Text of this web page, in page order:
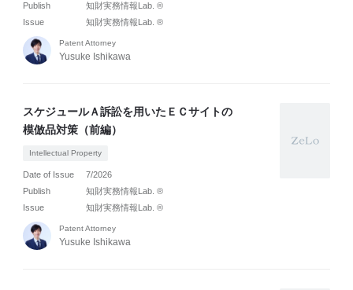
Publish
知財実務情報Lab. ®
Issue
知財実務情報Lab. ®
Patent Attorney
Yusuke Ishikawa
スケジュールＡ訴訟を用いたＥＣサイトの
模倣品対策（前編）
Intellectual Property
Date of Issue
7/2026
Publish
知財実務情報Lab. ®
Issue
知財実務情報Lab. ®
Patent Attorney
Yusuke Ishikawa